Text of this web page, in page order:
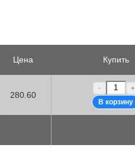
Цена Купить
280.60
- +